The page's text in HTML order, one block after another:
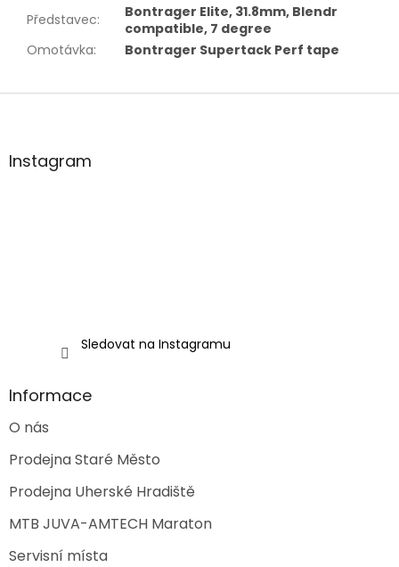
Představec:
Bontrager Elite, 31.8mm, Blendr
compatible, 7 degree
Omotávka: Bontrager Supertack Perf tape
Z
aInstagram
Sledovat na Instagramu
Informace
O nás
Prodejna Staré Město
Prodejna Uherské Hradiště
MTB JUVA-AMTECH Maraton
Servisní místa